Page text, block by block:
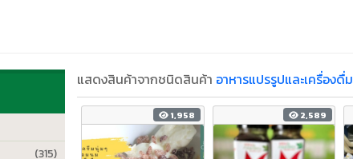
แสดงสินค้าจากชนิดสินค้า อาหารแปรรูปและเครื่องดื่ม
1,958 2,589
(315)